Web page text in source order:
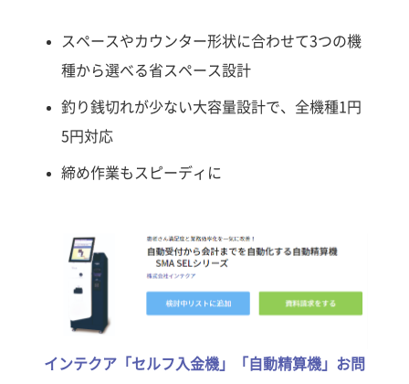
スペースやカウンター形状に合わせて3つの機
種から選べる省スペース設計
釣り銭切れが少ない大容量設計で、全機種1円
5円対応
締め作業もスピーディに
インテクア「セルフ入金機」「自動精算機」お問